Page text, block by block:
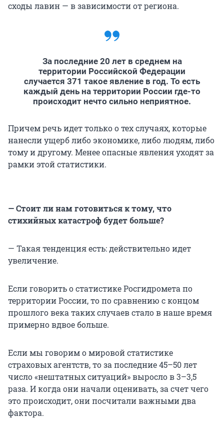
сходы лавин — в зависимости от региона.
За последние 20 лет в среднем на
территории Российской Федерации
случается 371 такое явление в год. То есть
каждый день на территории России где-то
происходит нечто сильно неприятное.
Причем речь идет только о тех случаях, которые
нанесли ущерб либо экономике, либо людям, либо
тому и другому. Менее опасные явления уходят за
рамки этой статистики.
— Стоит ли нам готовиться к тому, что
стихийных катастроф будет больше?
— Такая тенденция есть: действительно идет
увеличение.
Если говорить о статистике Росгидромета по
территории России, то по сравнению с концом
прошлого века таких случаев стало в наше время
примерно вдвое больше.
Если мы говорим о мировой статистике
страховых агентств, то за последние 45–50 лет
число «нештатных ситуаций» выросло в 3–3,5
раза. И когда они начали оценивать, за счет чего
это происходит, они посчитали важными два
фактора.